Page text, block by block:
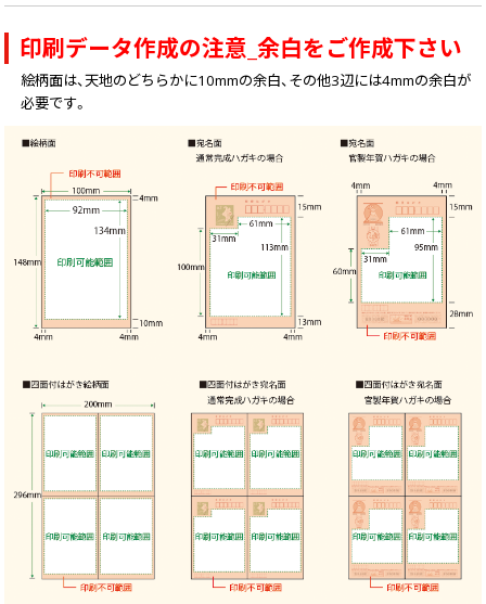
印刷データ作成の注意_余白をご作成下さい
絵柄面は、天地のどちらかに10mmの余白、その他3辺には4mmの余白が
必要です。